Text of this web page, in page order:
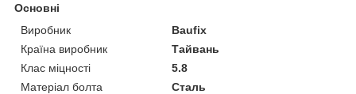
Основні
Виробник
Baufix
Країна виробник
Тайвань
Клас міцності
5.8
Матеріал болта
Сталь